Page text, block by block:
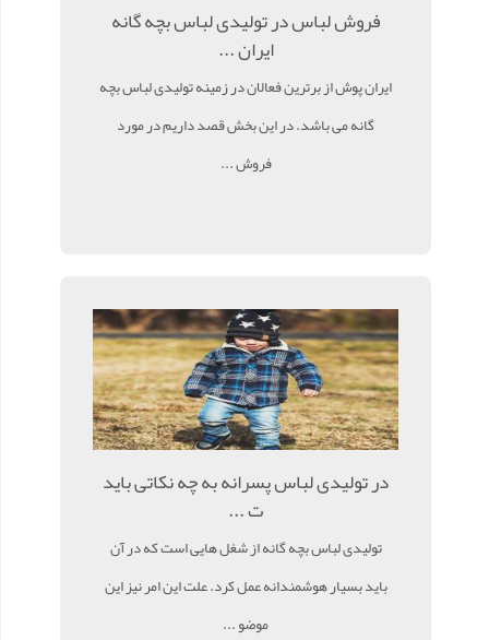
فروش لباس در تولیدی لباس بچه گانه
ایران ...
ایران پوش از برترین فعالان در زمینه تولیدی لباس بچه
گانه می باشد. در این بخش قصد داریم در مورد
فروش ...
در تولیدی لباس پسرانه به چه نکاتی باید
ت ...
تولیدی لباس بچه گانه از شغل هایی است که در آن
باید بسیار هوشمندانه عمل کرد. علت این امر نیز این
موضو ...